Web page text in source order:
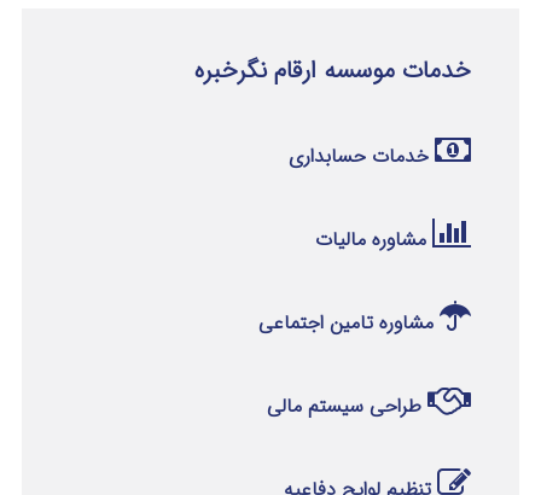
خدمات موسسه ارقام نگرخبره
خدمات حسابداری
مشاوره مالیات
مشاوره تامین اجتماعی
طراحی سیستم مالی